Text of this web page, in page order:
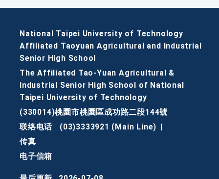
National Taipei University of Technology
Affiliated Taoyuan Agricultural and Industrial
Senior High School
The Affiliated Tao-Yuan Agricultural &
Industrial Senior High School of National
Taipei University of Technology
(330014)桃園市桃園區成功路二段144號
联络电话
(03)3333921 (Main Line)
传真
电子信箱